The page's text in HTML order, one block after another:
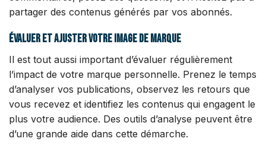
partager des contenus générés par vos abonnés.
Évaluer et ajuster votre image de marque
Il est tout aussi important d’évaluer régulièrement
l’impact de votre marque personnelle. Prenez le temps
d’analyser vos publications, observez les retours que
vous recevez et identifiez les contenus qui engagent le
plus votre audience. Des outils d’analyse peuvent être
d’une grande aide dans cette démarche.